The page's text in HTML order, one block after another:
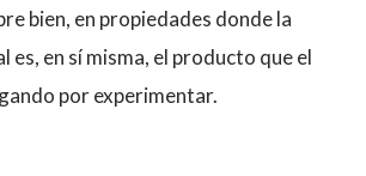
bien, en propiedades donde la
es, en sí misma, el producto que el
por experimentar.